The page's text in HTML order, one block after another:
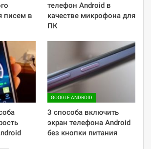
писем в
телефон Android в
качестве микрофона для
ПК
GOOGLE ANDROID
3 способа включить
экран телефона Android
без кнопки питания